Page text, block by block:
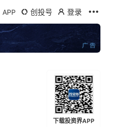
APP 创投号 登录
下载投资界APP